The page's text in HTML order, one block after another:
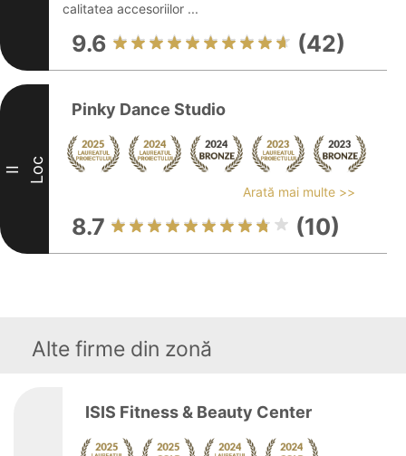
calitatea accesoriilor ...
9.6 (42)
II Loc
Pinky Dance Studio
Arată mai multe >>
8.7 (10)
Alte firme din zonă
ISIS Fitness & Beauty Center